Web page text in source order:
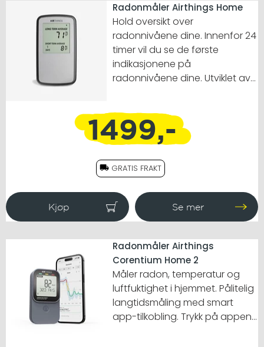
Radonmåler Airthings Home
Hold oversikt over
radonnivåene dine. Innenfor 24
timer vil du se de første
indikasjonene på
radonnivåene dine. Utviklet av
1499,-
GRATIS FRAKT
Radonmåler Airthings
Corentium Home 2
Måler radon, temperatur og
luftfuktighet i hjemmet. Pålitelig
langtidsmåling med smart
app-tilkobling. Trykk på appens